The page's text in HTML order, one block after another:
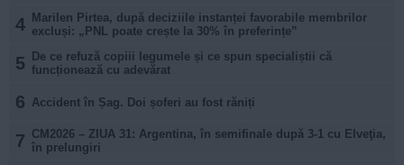
4
Marilen Pirtea, după deciziile instanței favorabile membrilor
excluși: „PNL poate crește la 30% în preferințe”
5
De ce refuză copiii legumele și ce spun specialiștii că
funcționează cu adevărat
6 Accident în Șag. Doi șoferi au fost răniți
7 CM2026 – ZIUA 31: Argentina, în semifinale după 3-1 cu Elveţia,
în prelungiri